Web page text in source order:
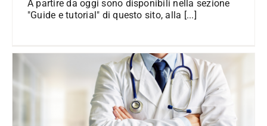
A partire da oggi sono disponibili nella sezione
"Guide e tutorial" di questo sito, alla [...]